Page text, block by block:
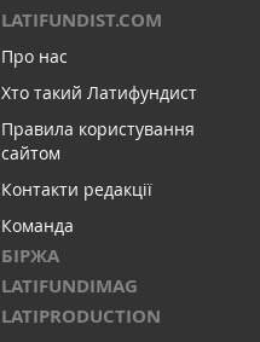
LATIFUNDIST.COM
Про нас
Хто такий Латифундист
Правила користування
сайтом
Контакти редакції
Команда
БІРЖА
LATIFUNDIMAG
LATIPRODUCTION